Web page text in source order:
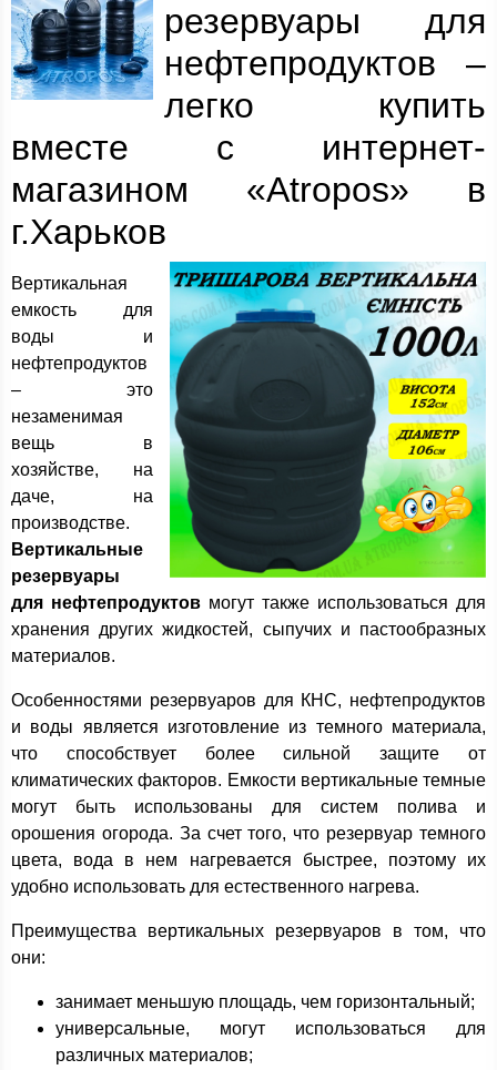
резервуары для
нефтепродуктов –
легко купить
вместе с интернет-
магазином «Atropos» в
г.Харьков
Вертикальная
емкость для
воды и
нефтепродуктов
– это
незаменимая
вещь в
хозяйстве, на
даче, на
производстве.
Вертикальные
резервуары
для нефтепродуктов могут также использоваться для
хранения других жидкостей, сыпучих и пастообразных
материалов.
Особенностями резервуаров для КНС, нефтепродуктов
и воды является изготовление из темного материала,
что способствует более сильной защите от
климатических факторов. Емкости вертикальные темные
могут быть использованы для систем полива и
орошения огорода. За счет того, что резервуар темного
цвета, вода в нем нагревается быстрее, поэтому их
удобно использовать для естественного нагрева.
Преимущества вертикальных резервуаров в том, что
они:
занимает меньшую площадь, чем горизонтальный;
универсальные, могут использоваться для
различных материалов;